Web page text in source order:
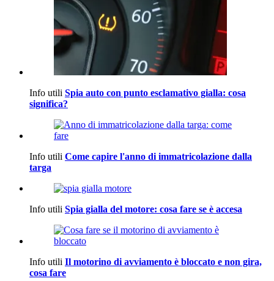
Info utili Spia auto con punto esclamativo gialla: cosa
significa?
Info utili Come capire l'anno di immatricolazione dalla
targa
Info utili Spia gialla del motore: cosa fare se è accesa
Info utili Il motorino di avviamento è bloccato e non gira,
cosa fare